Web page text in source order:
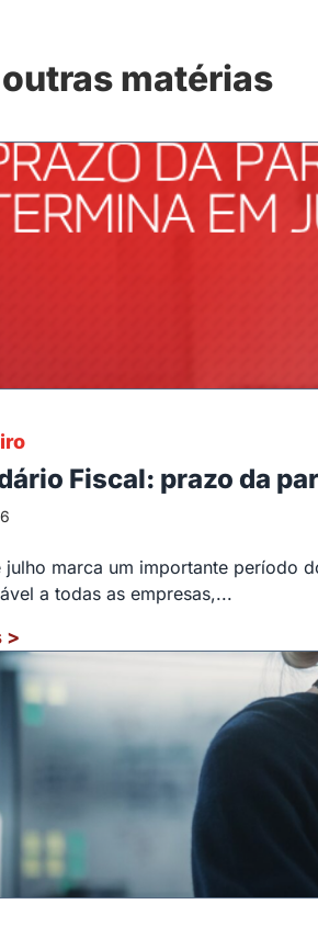
matérias
Fiscal: prazo da
julho marca um importante período
a todas as empresas,...
>